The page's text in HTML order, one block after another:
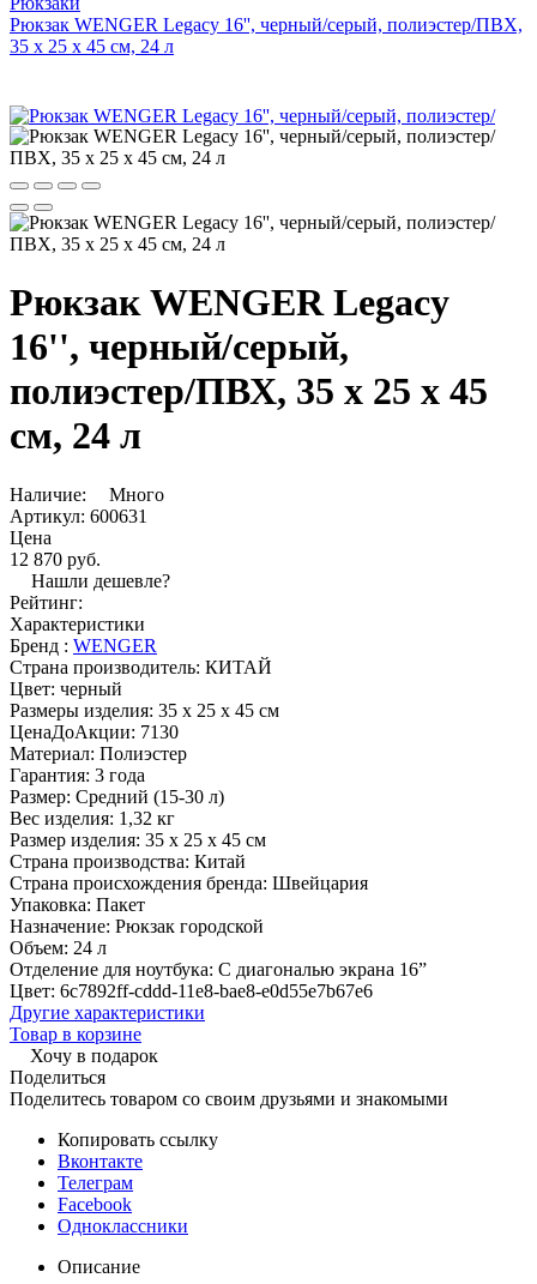
Рюкзак WENGER Legacy 16'', черный/серый, полиэстер/ПВХ,
35 x 25 x 45 см, 24 л
Рюкзак WENGER Legacy
16'', черный/серый,
полиэстер/ПВХ, 35 x 25 x 45
см, 24 л
Наличие:
Много
Артикул: 600631
Цена
12 870 руб.
Нашли дешевле?
Рейтинг:
Характеристики
Бренд : WENGER
Страна производитель: КИТАЙ
Цвет: черный
Размеры изделия: 35 х 25 x 45 см
ЦенаДоАкции: 7130
Материал: Полиэстер
Гарантия: 3 года
Размер: Средний (15-30 л)
Вес изделия: 1,32 кг
Размер изделия: 35 х 25 x 45 см
Страна производства: Китай
Страна происхождения бренда: Швейцария
Упаковка: Пакет
Назначение: Рюкзак городской
Объем: 24 л
Отделение для ноутбука: С диагональю экрана 16”
Цвет: 6c7892ff-cddd-11e8-bae8-e0d55e7b67e6
Другие характеристики
Товар в корзине
Хочу в подарок
Поделиться
Поделитесь товаром со своим друзьями и знакомыми
Копировать ссылку
Вконтакте
Телеграм
Facebook
Одноклассники
Описание